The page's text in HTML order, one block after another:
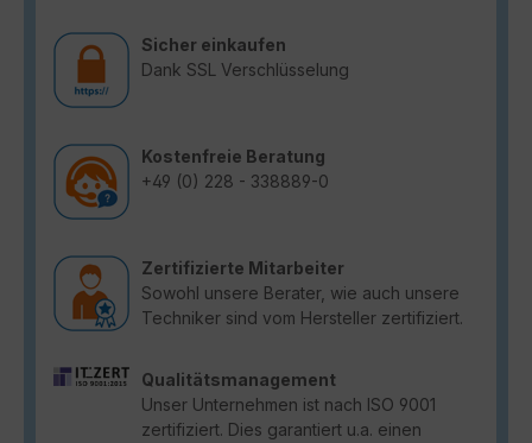
Sicher einkaufen
Dank SSL Verschlüsselung
Kostenfreie Beratung
+49 (0) 228 - 338889-0
Zertifizierte Mitarbeiter
Sowohl unsere Berater, wie auch unsere
Techniker sind vom Hersteller zertifiziert.
Qualitätsmanagement
Unser Unternehmen ist nach ISO 9001
zertifiziert. Dies garantiert u.a. einen